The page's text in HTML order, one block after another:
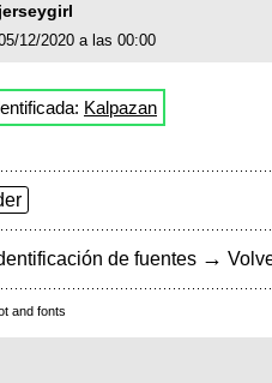
jerseygirl
12/2020 a las 00:00
Kalpazan
de fuentes →
and fonts